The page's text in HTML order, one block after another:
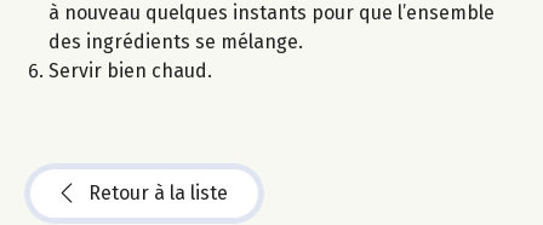
à nouveau quelques instants pour que l’ensemble
des ingrédients se mélange.
Servir bien chaud.
Retour à la liste